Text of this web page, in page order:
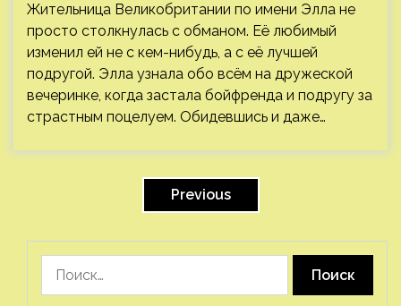
Жительница Великобритании по имени Элла не
просто столкнулась с обманом. Её любимый
изменил ей не с кем-нибудь, а с её лучшей
подругой. Элла узнала обо всём на дружеской
вечеринке, когда застала бойфренда и подругу за
страстным поцелуем. Обидевшись и даже…
Previous